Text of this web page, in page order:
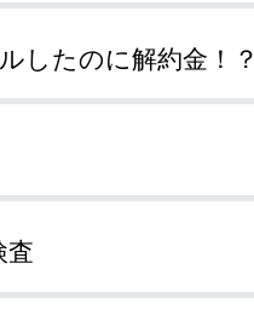
したのに解約金！？
査